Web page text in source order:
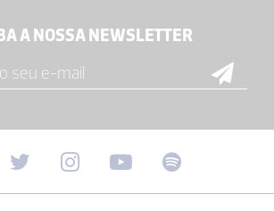
A NOSSA NEWSLETTER